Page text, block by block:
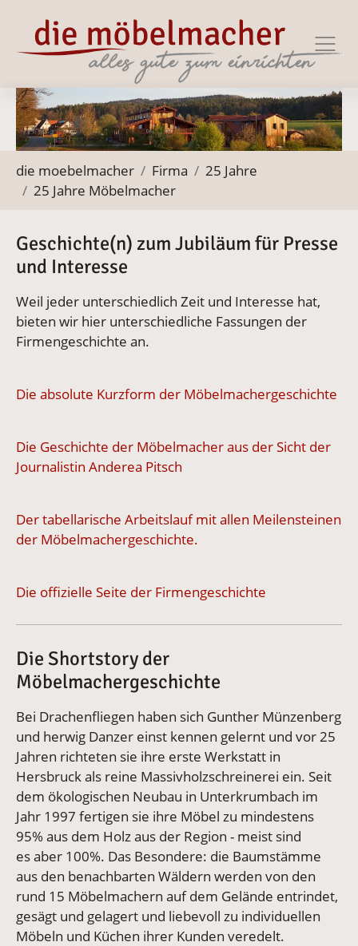
Zur Haupt-Navigation springen
Zum Hauptinhalt springen
Zum Footer springen
die moebelmacher Firma
25 Jahre
25 Jahre Möbelmacher
Geschichte(n) zum Jubiläum für Presse
und Interesse
Weil jeder unterschiedlich Zeit und Interesse hat,
bieten wir hier unterschiedliche Fassungen der
Firmengeschichte an.
Die absolute Kurzform der Möbelmachergeschichte
Die Geschichte der Möbelmacher aus der Sicht der
Journalistin Anderea Pitsch
Der tabellarische Arbeitslauf mit allen Meilensteinen
der Möbelmachergeschichte.
Die offizielle Seite der Firmengeschichte
Die Shortstory der
Möbelmachergeschichte
Bei Drachenfliegen haben sich Gunther Münzenberg
und herwig Danzer einst kennen gelernt und vor 25
Jahren richteten sie ihre erste Werkstatt in
Hersbruck als reine Massivholzschreinerei ein. Seit
dem ökologischen Neubau in Unterkrumbach im
Jahr 1997 fertigen sie ihre Möbel zu mindestens
95% aus dem Holz aus der Region - meist sind
es aber 100%. Das Besondere: die Baumstämme
aus den benachbarten Wäldern werden von den
rund 15 Möbelmachern auf dem Gelände entrindet,
gesägt und gelagert und liebevoll zu individuellen
Möbeln und Küchen ihrer Kunden veredelt.